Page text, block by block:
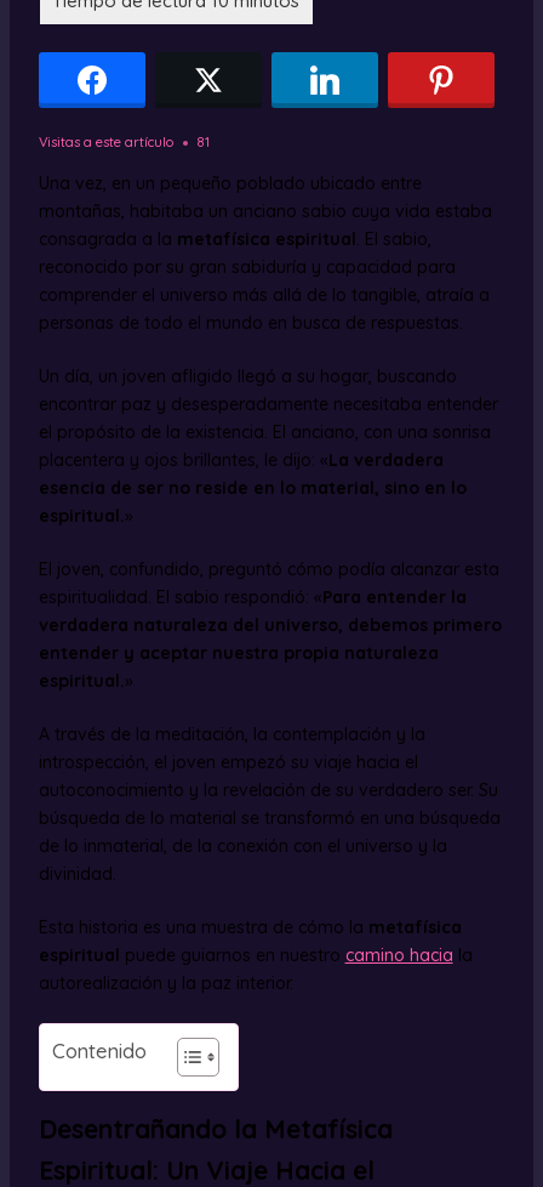
Visitas a este artículo 81
Una vez, en un pequeño poblado ubicado entre
montañas, habitaba un anciano sabio cuya vida estaba
consagrada a la metafísica espiritual. El sabio,
reconocido por su gran sabiduría y capacidad para
comprender el universo más allá de lo tangible, atraía a
personas de todo el mundo en busca de respuestas.
Un día, un joven afligido llegó a su hogar, buscando
encontrar paz y desesperadamente necesitaba entender
el propósito de la existencia. El anciano, con una sonrisa
placentera y ojos brillantes, le dijo: «La verdadera
esencia de ser no reside en lo material, sino en lo
espiritual.»
El joven, confundido, preguntó cómo podía alcanzar esta
espiritualidad. El sabio respondió: «Para entender la
verdadera naturaleza del universo, debemos primero
entender y aceptar nuestra propia naturaleza
espiritual.»
A través de la meditación, la contemplación y la
introspección, el joven empezó su viaje hacia el
autoconocimiento y la revelación de su verdadero ser. Su
búsqueda de lo material se transformó en una búsqueda
de lo inmaterial, de la conexión con el universo y la
divinidad.
Esta historia es una muestra de cómo la metafísica
espiritual puede guiarnos en nuestro camino hacia la
autorealización y la paz interior.
Contenido
Desentrañando la Metafísica
Espiritual: Un Viaje Hacia el